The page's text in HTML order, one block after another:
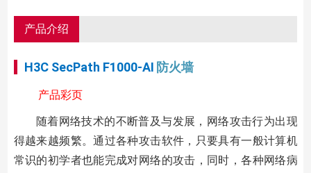
产品介绍
H3C SecPath F1000-AI 防火墙
产品彩页
随着网络技术的不断普及与发展，网络攻击行为出现
得越来越频繁。通过各种攻击软件，只要具有一般计算机
常识的初学者也能完成对网络的攻击，同时，各种网络病